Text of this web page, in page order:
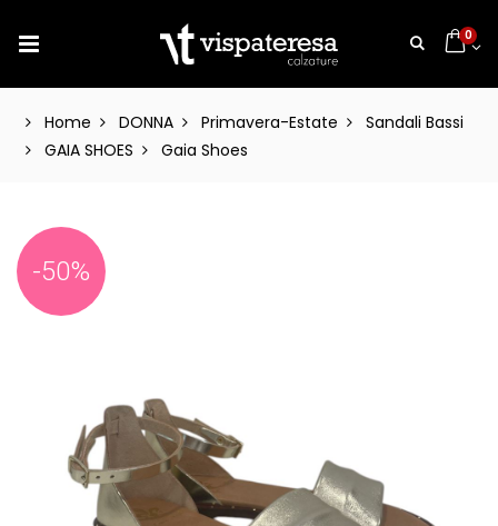
0
Home DONNA Primavera-Estate
Sandali Bassi
GAIA SHOES
Gaia Shoes
-50%